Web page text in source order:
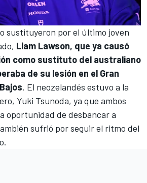
sustituyeron por el último joven
Liam Lawson, que ya causó
como sustituto del australiano
de su lesión en el Gran
. El neozelandés estuvo a la
Yuki Tsunoda, ya que ambos
oportunidad de desbancar a
sufrió por seguir el ritmo del